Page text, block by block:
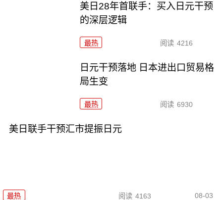
美日28年首联手：买入日元干预
的深层逻辑
最热 阅读 4216
日元干预落地 日本进出口贸易格
局生变
最热 阅读 6930
美日联手干预汇市提振日元
最热 阅读 4163 08-03